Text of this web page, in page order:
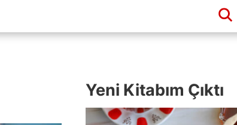
Yeni Kitabım Çıktı